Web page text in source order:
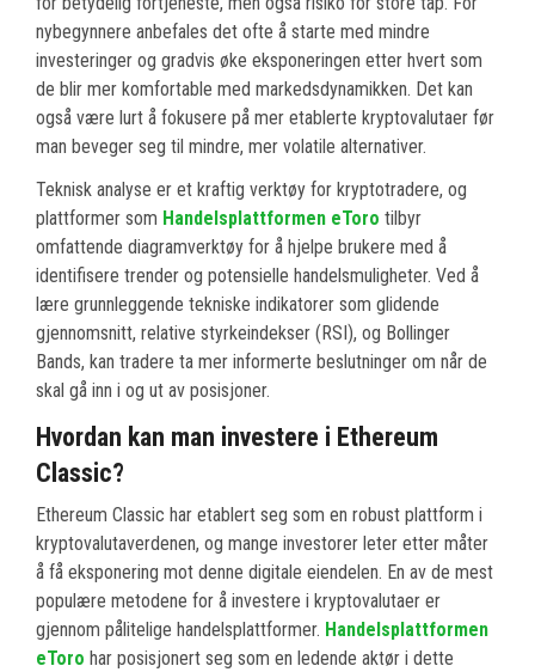
nybegynnere anbefales det ofte å starte med mindre
investeringer og gradvis øke eksponeringen etter hvert som
de blir mer komfortable med markedsdynamikken. Det kan
også være lurt å fokusere på mer etablerte kryptovalutaer før
man beveger seg til mindre, mer volatile alternativer.
Teknisk analyse er et kraftig verktøy for kryptotradere, og
plattformer som Handelsplattformen eToro tilbyr
omfattende diagramverktøy for å hjelpe brukere med å
identifisere trender og potensielle handelsmuligheter. Ved å
lære grunnleggende tekniske indikatorer som glidende
gjennomsnitt, relative styrkeindekser (RSI), og Bollinger
Bands, kan tradere ta mer informerte beslutninger om når de
skal gå inn i og ut av posisjoner.
Hvordan kan man investere i Ethereum
Classic?
Ethereum Classic har etablert seg som en robust plattform i
kryptovalutaverdenen, og mange investorer leter etter måter
å få eksponering mot denne digitale eiendelen. En av de mest
populære metodene for å investere i kryptovalutaer er
gjennom pålitelige handelsplattformer. Handelsplattformen
eToro har posisjonert seg som en ledende aktør i dette